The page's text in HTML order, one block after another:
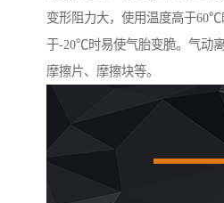
变形阻力大，使用温度高于
于-20℃时易使气胎变脆。气动
摩擦片、摩擦块等。